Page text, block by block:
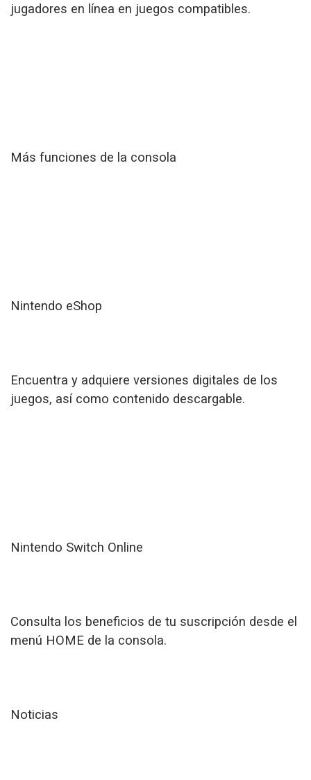
jugadores en línea en juegos compatibles.
Más funciones de la consola
Nintendo eShop
Encuentra y adquiere versiones digitales de los
juegos, así como contenido descargable.
Nintendo Switch Online
Consulta los beneficios de tu suscripción desde el
menú HOME de la consola.
Noticias